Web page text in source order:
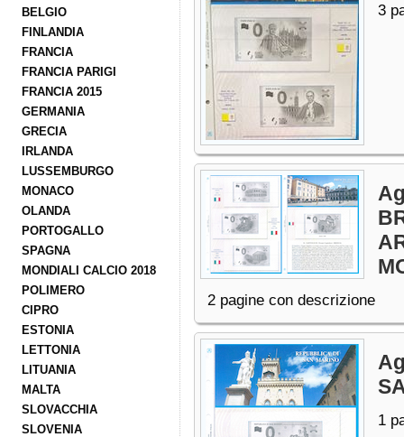
BELGIO
FINLANDIA
FRANCIA
FRANCIA PARIGI
FRANCIA 2015
GERMANIA
GRECIA
IRLANDA
LUSSEMBURGO
MONACO
OLANDA
PORTOGALLO
SPAGNA
MONDIALI CALCIO 2018
POLIMERO
CIPRO
ESTONIA
LETTONIA
LITUANIA
MALTA
SLOVACCHIA
SLOVENIA
3
2 pagine con descrizione
1